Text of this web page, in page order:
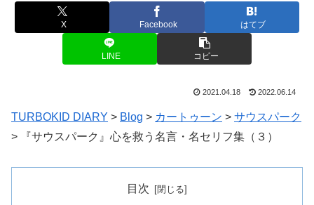
X Facebook はてブ
LINE コピー
2021.04.18 2022.06.14
TURBOKID DIARY > Blog > カートゥーン > サウスパーク
>
『サウスパーク』心を救う名言・名セリフ集（３）
目次